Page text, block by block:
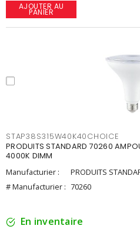
AJOUTER AU
PANIER
STAP38S315W40K40CHOICE
PRODUITS STANDARD 70260
4000K DIMM
Manufacturier :
PRODUITS
# Manufacturier : 70260
En inventaire